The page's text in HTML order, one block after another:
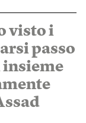
visto i
passo
insieme